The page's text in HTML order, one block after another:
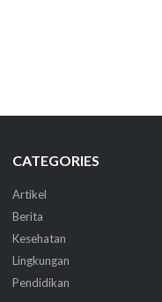
CATEGORIES
Artikel
Berita
Kesehatan
Lingkungan
Pendidikan